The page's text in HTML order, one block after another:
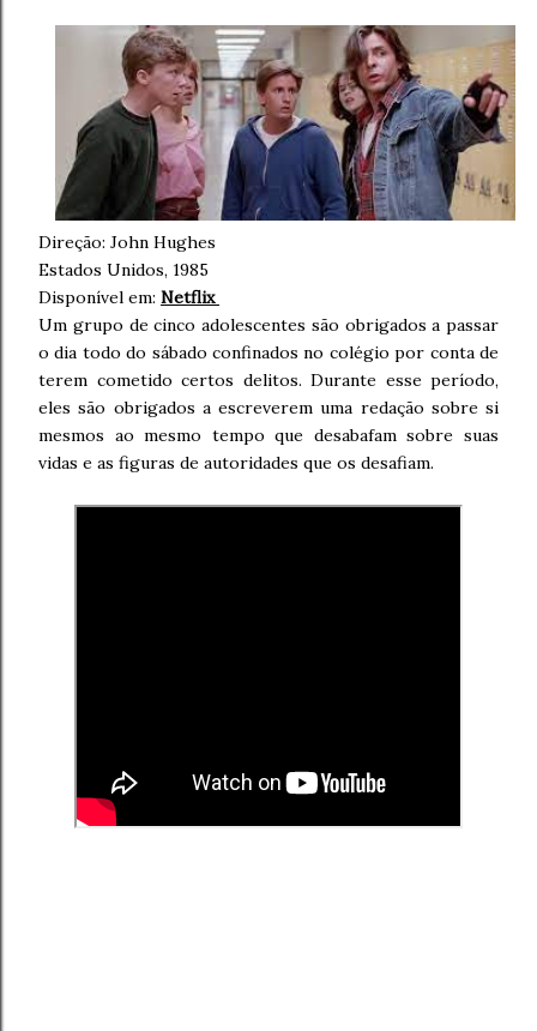
Direção: John Hughes
Estados Unidos, 1985
Disponível em: Netflix
Um grupo de cinco adolescentes são obrigados a passar
o dia todo do sábado confinados no colégio por conta de
terem cometido certos delitos. Durante esse período,
eles são obrigados a escreverem uma redação sobre si
mesmos ao mesmo tempo que desabafam sobre suas
vidas e as figuras de autoridades que os desafiam.